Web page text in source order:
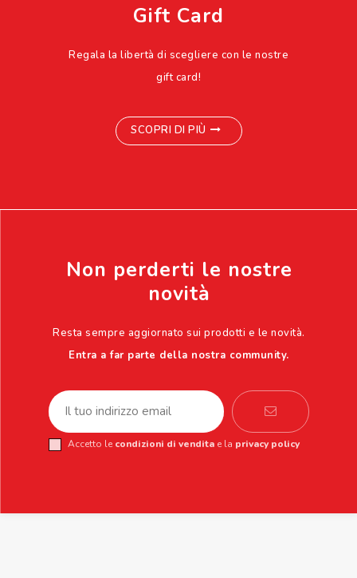
Gift Card
Regala la libertà di scegliere con le nostre
gift card!
SCOPRI DI PIÙ
Non perderti le nostre
novità
Resta sempre aggiornato sui prodotti e le novità.
Entra a far parte della nostra community.
Accetto le condizioni di venditae la privacy policy